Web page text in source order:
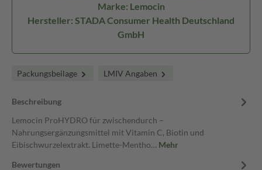
Marke: Lemocin
Hersteller: STADA Consumer Health Deutschland
GmbH
Packungsbeilage LMIV Angaben
Beschreibung
Lemocin ProHYDRO für zwischendurch –
Nahrungsergänzungsmittel mit Vitamin C, Biotin und
Eibischwurzelextrakt. Limette-Mentho… Mehr
Bewertungen